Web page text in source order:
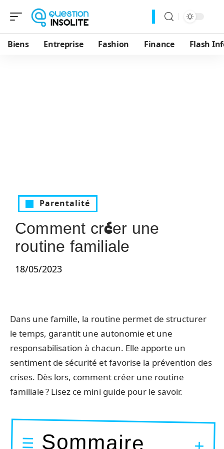
Biens Entreprise Fashion Finance Flash
Parentalité
Comment créer une
routine familiale
18/05/2023
Dans une famille, la routine permet de structurer
le temps, garantit une autonomie et une
responsabilisation à chacun. Elle apporte un
sentiment de sécurité et favorise la prévention des
crises. Dès lors, comment créer une routine
familiale ? Lisez ce mini guide pour le savoir.
Sommaire